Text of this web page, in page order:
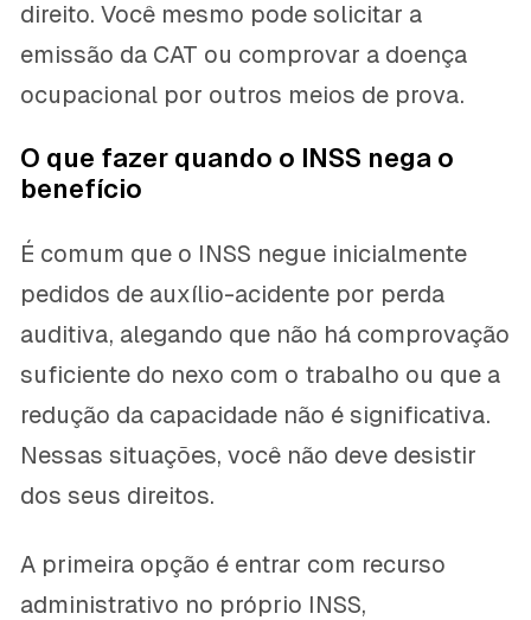
direito. Você mesmo pode solicitar a
emissão da CAT ou comprovar a doença
ocupacional por outros meios de prova.
O que fazer quando o INSS nega o
benefício
É comum que o INSS negue inicialmente
pedidos de auxílio-acidente por perda
auditiva, alegando que não há comprovação
suficiente do nexo com o trabalho ou que a
redução da capacidade não é significativa.
Nessas situações, você não deve desistir
dos seus direitos.
A primeira opção é entrar com recurso
administrativo no próprio INSS,